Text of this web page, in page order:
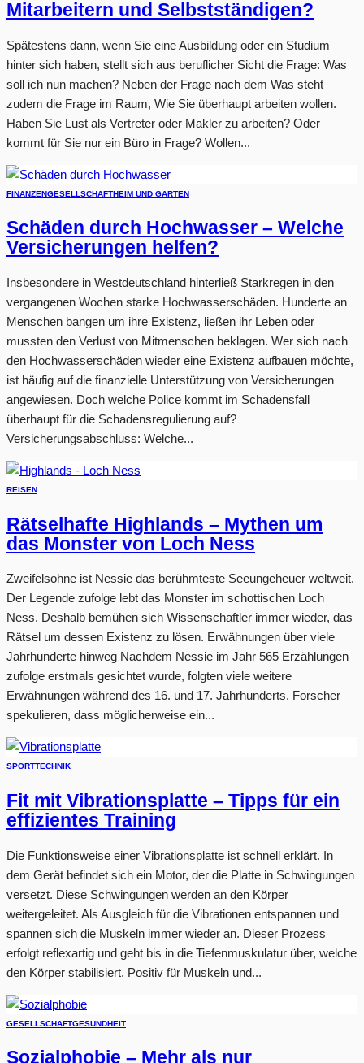
Mitarbeitern und Selbstständigen?
Spätestens dann, wenn Sie eine Ausbildung oder ein Studium
hinter sich haben, stellt sich aus beruflicher Sicht die Frage: Was
soll ich nun machen? Neben der Frage nach dem Was steht
zudem die Frage im Raum, Wie Sie überhaupt arbeiten wollen.
Haben Sie Lust als Vertreter oder Makler zu arbeiten? Oder
kommt für Sie nur ein Büro in Frage? Wollen...
FINANZENGESELLSCHAFTHEIM UND GARTEN
Schäden durch Hochwasser – Welche
Versicherungen helfen?
Insbesondere in Westdeutschland hinterließ Starkregen in den
vergangenen Wochen starke Hochwasserschäden. Hunderte an
Menschen bangen um ihre Existenz, ließen ihr Leben oder
mussten den Verlust von Mitmenschen beklagen. Wer sich nach
den Hochwasserschäden wieder eine Existenz aufbauen möchte,
ist häufig auf die finanzielle Unterstützung von Versicherungen
angewiesen. Doch welche Police kommt im Schadensfall
überhaupt für die Schadensregulierung auf?
Versicherungsabschluss: Welche...
REISEN
Rätselhafte Highlands – Mythen um
das Monster von Loch Ness
Zweifelsohne ist Nessie das berühmteste Seeungeheuer weltweit.
Der Legende zufolge lebt das Monster im schottischen Loch
Ness. Deshalb bemühen sich Wissenschaftler immer wieder, das
Rätsel um dessen Existenz zu lösen. Erwähnungen über viele
Jahrhunderte hinweg Nachdem Nessie im Jahr 565 Erzählungen
zufolge erstmals gesichtet wurde, folgten viele weitere
Erwähnungen während des 16. und 17. Jahrhunderts. Forscher
spekulieren, dass möglicherweise ein...
SPORTTECHNIK
Fit mit Vibrationsplatte – Tipps für ein
effizientes Training
Die Funktionsweise einer Vibrationsplatte ist schnell erklärt. In
dem Gerät befindet sich ein Motor, der die Platte in Schwingungen
versetzt. Diese Schwingungen werden an den Körper
weitergeleitet. Als Ausgleich für die Vibrationen entspannen und
spannen sich die Muskeln immer wieder an. Dieser Prozess
erfolgt reflexartig und geht bis in die Tiefenmuskulatur über, welche
den Körper stabilisiert. Positiv für Muskeln und...
GESELLSCHAFTGESUNDHEIT
Sozialphobie – Mehr als nur